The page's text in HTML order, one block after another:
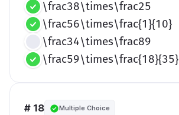
\frac38\times\frac25
\frac56\times\frac{1}{10}
\frac34\times\frac89
\frac59\times\frac{18}{35}
# 18 Multiple Choice